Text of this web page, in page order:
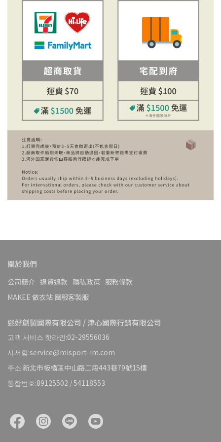
關於我們
公司簡介 退貨退款 隱私政策 服務條款
MAKEE 做衣站 團服客製服
迷好創製國際有限公司 / 津心國際行銷有限公司
고객 서비스 핫라인:02-29556036
사서함:service@misport-im.com
주소:新北市板橋區中山路二段443巷79號15樓
통합번호:89125502 / 54118553